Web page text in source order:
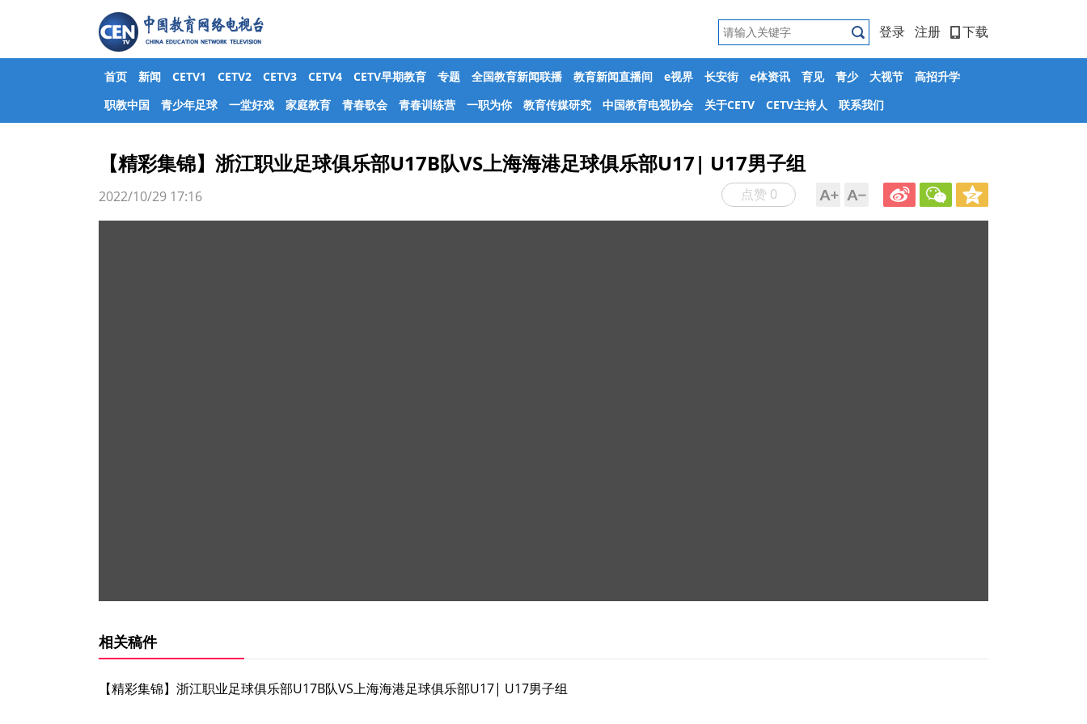
登录 注册 下载
首页 新闻 CETV1 CETV2 CETV3 CETV4 CETV早期教育 专题 全国教育新闻联播 教育新闻直播间 e视界 长安街 e体资讯 育见 青少 大视节
高招升学
职教中国
青少年足球 一堂好戏 家庭教育 青春歌会 青春训练营 一职为你 教育传媒研究 中国教育电视协会 关于CETV CETV主持人 联系我们
【精彩集锦】浙江职业足球俱乐部U17B队VS上海海港足球俱乐部U17| U17男子组
点赞 0
2022/10/29 17:16
相关稿件
【精彩集锦】浙江职业足球俱乐部U17B队VS上海海港足球俱乐部U17| U17男子组